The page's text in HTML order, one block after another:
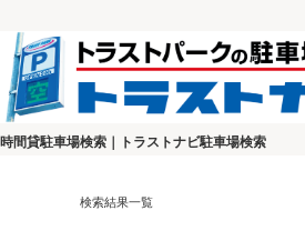
時間貸駐車場検索｜トラストナビ駐車場検索
検索結果一覧